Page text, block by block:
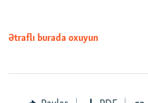
Ətraflı burada oxuyun